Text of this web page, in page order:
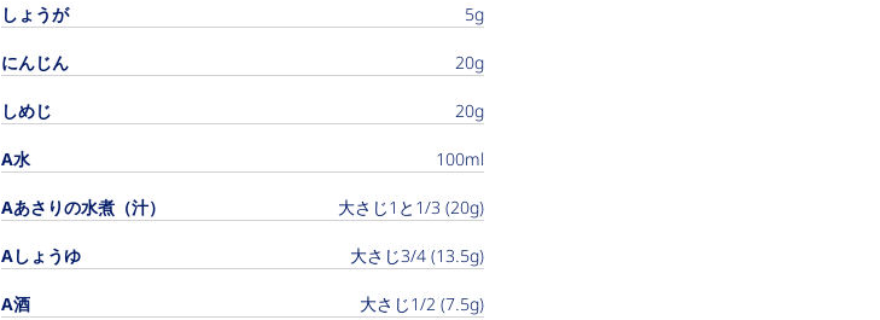
しょうが
5g
にんじん
20g
しめじ
20g
A水
100ml
Aあさりの水煮（汁）
大さじ1と1/3 (20g)
Aしょうゆ
大さじ3/4 (13.5g)
A酒
大さじ1/2 (7.5g)